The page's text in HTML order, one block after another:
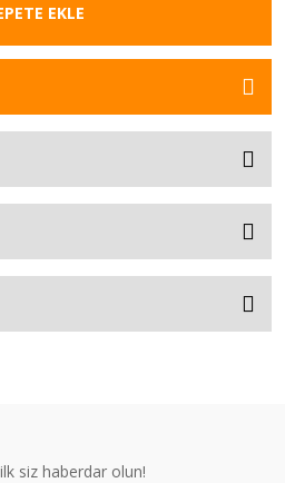
EKLE
siz haberdar olun!